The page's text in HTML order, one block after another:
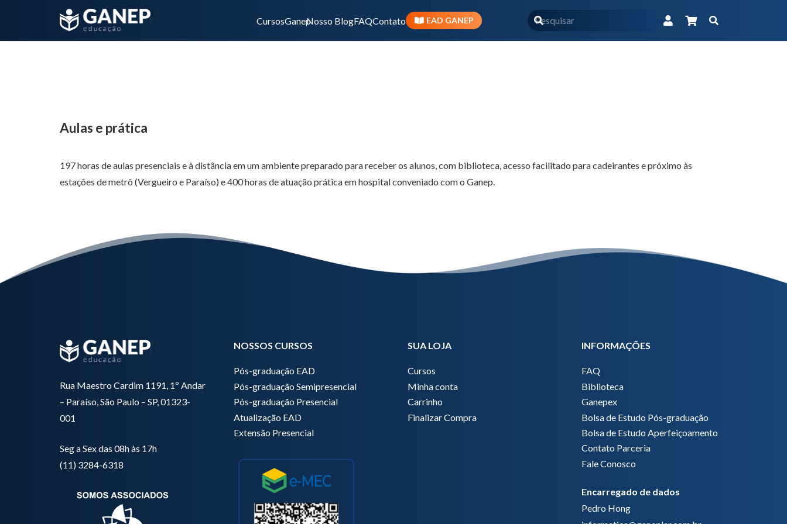
CursosGanepNosso BlogFAQContato EAD GANEP
Aulas e prática
197 horas de aulas presenciais e à distância em um ambiente preparado para receber os alunos, com biblioteca, acesso facilitado para cadeirantes e próximo às
estações de metrô (Vergueiro e Paraíso) e 400 horas de atuação prática em hospital conveniado com o Ganep.
Rua Maestro Cardim 1191, 1º Andar
– Paraíso, São Paulo – SP, 01323-
001
Seg a Sex das 08h às 17h
(11) 3284-6318
NOSSOS CURSOS
Pós-graduação EAD
Pós-graduação Semipresencial
Pós-graduação Presencial
Atualização EAD
Extensão Presencial
SUA LOJA
Cursos
Minha conta
Carrinho
Finalizar Compra
INFORMAÇÕES
FAQ
Biblioteca
Ganepex
Bolsa de Estudo Pós-graduação
Bolsa de Estudo Aperfeiçoamento
Contato Parceria
Fale Conosco
Encarregado de dados
Pedro Hong